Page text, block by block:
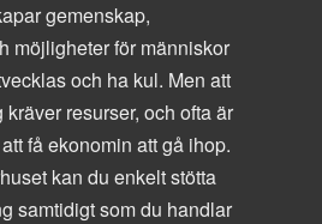
gemenskap,
möjligheter för människor
och ha kul. Men att
resurser, och ofta är
få ekonomin att gå ihop.
kan du enkelt stötta
samtidigt som du handlar